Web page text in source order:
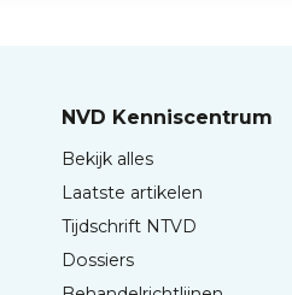
NVD Kenniscentrum
Bekijk alles
Laatste artikelen
Tijdschrift NTVD
Dossiers